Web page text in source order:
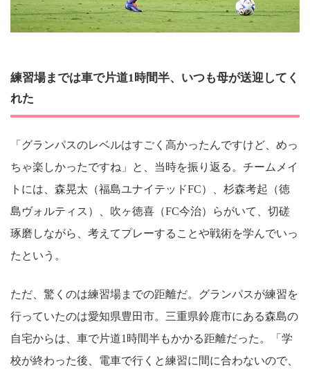
練習場までは車で片道1時間半、いつも母が送迎してく
れた
「グランパスのレベルはすごく高かったんですけど、めっ
ちゃ楽しかったですね」と、当時を振り返る。チームメイ
トには、森晃太（福島ユナイテッドFC）、杉森考起（徳
島ヴォルティス）、吹ヶ徳喜（FC今治）らがいて、切磋
琢磨しながら、考えてプレーすることや戦術を学んでいっ
たという。
ただ、驚くのは練習場までの距離だ。グランパスが練習を
行っていたのは愛知県豊田市。三重県鈴鹿市にある森島の
自宅からは、車で片道1時間半もかかる距離だった。「学
校が終わった後、電車で行くと練習に間に合わないので、